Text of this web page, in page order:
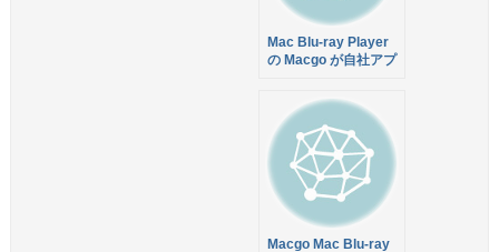
Mac Blu-ray Player
の Macgo が自社アプ
Blu-ray Player も
37%オフで販売中！
Macgo Mac Blu-ray